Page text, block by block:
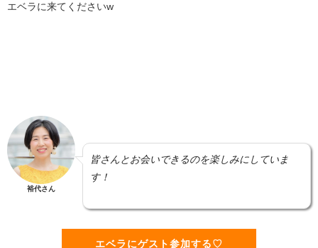
エベラに来てくださいw
裕代さん
皆さんとお会いできるのを楽しみにしていま
す！
エベラにゲスト参加する♡